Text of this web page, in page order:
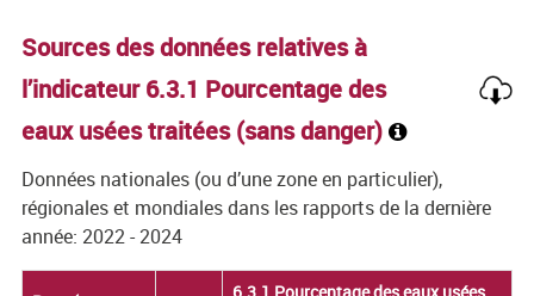
Sources des données relatives à
l’indicateur6.3.1 Pourcentage des
eaux usées traitées (sans danger)
Données nationales (ou d’une zone en particulier),
régionales et mondiales dans les rapports de la dernière
année: 2022 - 2024